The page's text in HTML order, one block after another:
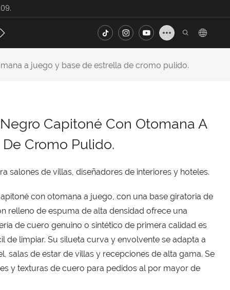
Contacto FAQ
a juego y base de estrella de cromo pulido.
Capitoné Con Otomana A
Cromo Pulido.
salones de villas, diseñadores de interiores y hoteles.
con otomana a juego, con una base giratoria de
relleno de espuma de alta densidad ofrece una
de cuero genuino o sintético de primera calidad es
de limpiar. Su silueta curva y envolvente se adapta a
salas de estar de villas y recepciones de alta gama. Se
y texturas de cuero para pedidos al por mayor de